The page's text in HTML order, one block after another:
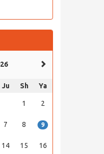
Ju Sh Ya
1 2
7 8 9
14 15 16